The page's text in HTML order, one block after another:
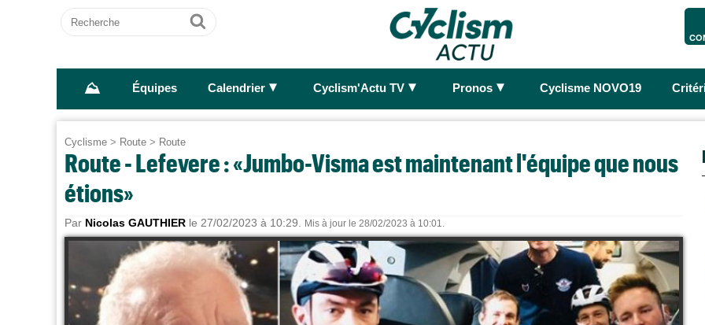
Recherche
Ok
⛰ Équipes Calendrier ► Cyclism'Actu TV ► Pronos ► Cyclisme NOVO19
Cyclisme > Route > Route
Route - Lefevere : «Jumbo-Visma est maintenant l'équipe que nous
étions»
Par Nicolas GAUTHIER le 27/02/2023 à 10:29. Mis à jour le 28/02/2023 à 10:01.